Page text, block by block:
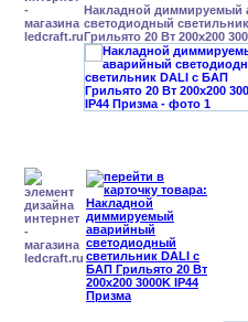
Накладной диммируемый
светодиодный
Грильято 20 Вт 200x200